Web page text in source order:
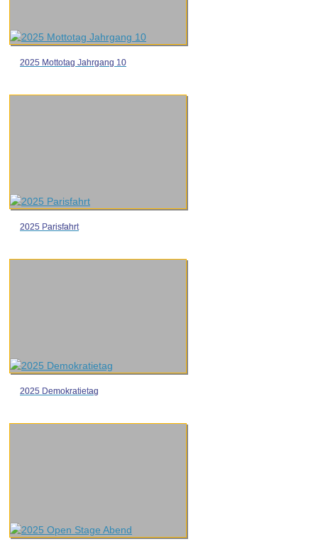
2025 Mottotag Jahrgang 10
2025 Parisfahrt
2025 Demokratietag